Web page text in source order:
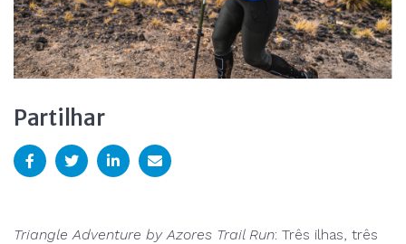
Partilhar
Triangle Adventure by Azores Trail Run: Três ilhas, três